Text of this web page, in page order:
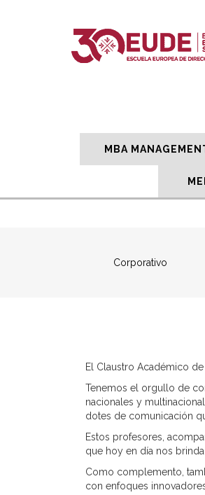
MBA
Corporativo
El Claustro Académico
Tenemos el orgullo de
nacionales y
dotes de comunicación
Estos profesores,
que hoy en día nos brinda
Como complemento,
con enfoques